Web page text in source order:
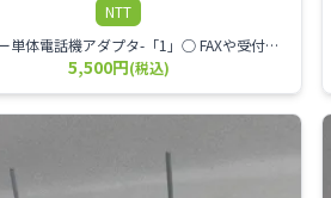
NTT
NX-スター単体電話機アダプタ-「1」○ FAXや受付電話機などを1台収容可能○ NXSM-SU-(1)やNXL-20SU-(1)などのスターユニットに接続○ 電源係数は「2」
5,500円(税込)